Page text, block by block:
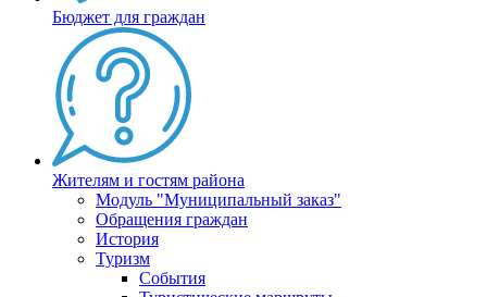
Бюджет для граждан
Жителям и гостям района
Модуль "Муниципальный заказ"
Обращения граждан
История
Туризм
События